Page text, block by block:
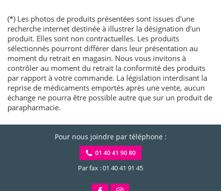
(*) Les photos de produits présentées sont issues d'une
recherche internet destinée à illustrer la désignation d'un
produit. Elles sont non contractuelles. Les produits
sélectionnés pourront différer dans leur présentation au
moment du retrait en magasin. Nous vous invitons à
contrôler au moment du retrait la conformité des produits
par rapport à votre commande. La législation interdisant la
reprise de médicaments emportés après une vente, aucun
échange ne pourra être possible autre que sur un produit de
parapharmacie.
Pour nous joindre par téléphone :
01 40 41 90 80
Par fax : 01 40 41 91 45